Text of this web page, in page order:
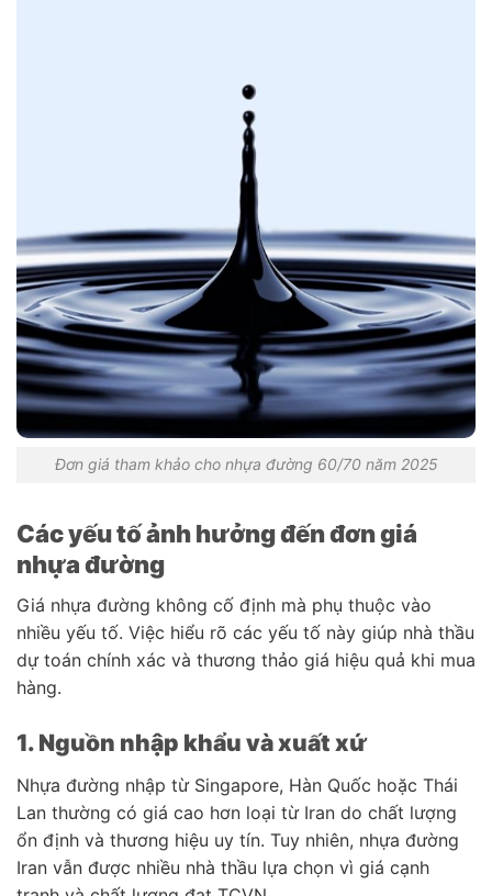
Đơn giá tham khảo cho nhựa đường 60/70 năm 2025
Các yếu tố ảnh hưởng đến đơn giá
nhựa đường
Giá nhựa đường không cố định mà phụ thuộc vào
nhiều yếu tố. Việc hiểu rõ các yếu tố này giúp nhà thầu
dự toán chính xác và thương thảo giá hiệu quả khi mua
hàng.
1. Nguồn nhập khẩu và xuất xứ
Nhựa đường nhập từ Singapore, Hàn Quốc hoặc Thái
Lan thường có giá cao hơn loại từ Iran do chất lượng
ổn định và thương hiệu uy tín. Tuy nhiên, nhựa đường
Iran vẫn được nhiều nhà thầu lựa chọn vì giá cạnh